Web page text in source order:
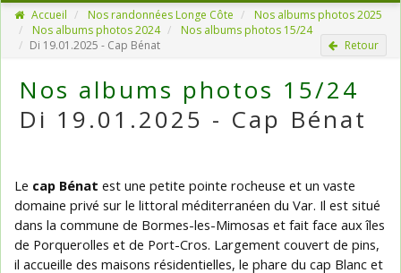
Accueil Nos randonnées Longe Côte
Nos albums photos 2025
Nos albums photos 2024
Nos albums photos 15/24
Di 19.01.2025 - Cap Bénat
Retour
Nos albums photos 15/24
Di 19.01.2025 - Cap Bénat
Le cap Bénat est une petite pointe rocheuse et un vaste
domaine privé sur le littoral méditerranéen du Var. Il est situé
dans la commune de Bormes-les-Mimosas et fait face aux îles
de Porquerolles et de Port-Cros. Largement couvert de pins,
il accueille des maisons résidentielles, le phare du cap Blanc et